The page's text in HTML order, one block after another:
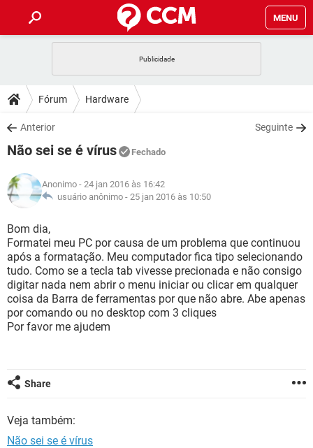
MENU
CELULAR
OUTLOOK
INSTAGRAM
GUIA DE COMPRAS
DICAS
JOGOS
INSTAGRAM
GUIA DE COMPRAS
DOWNLOADS
JOGOS
CELULAR
OUTLOOK EXCEL
INSTAGRAM
GUIA DE COMPRAS
JOGOS
CELULAR
OUTLOOK
INSTAGRAM GMAIL
GUIA DE COMPRAS
GLOSSÁRIO
JOGOS
CELULAR FACEBOOK
OUTLOOK EXCEL
INSTAGRAM
GUIA DE COMPRAS
Fórum Hardware
Anterior Seguinte
Não sei se é vírus Fechado
Anonimo - 24 jan 2016 às 16:42
usuário anônimo - 25 jan 2016 às 10:50
Bom dia,
Formatei meu PC por causa de um problema que continuou
após a formatação. Meu computador fica tipo selecionando
tudo. Como se a tecla tab vivesse precionada e não consigo
digitar nada nem abrir o menu iniciar ou clicar em qualquer
coisa da Barra de ferramentas por que não abre. Abe apenas
por comando ou no desktop com 3 cliques
Por favor me ajudem
Share
Veja também:
Não sei se é vírus